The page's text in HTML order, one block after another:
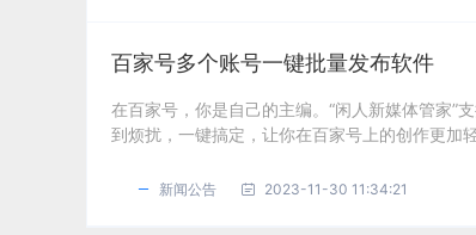
百家号多个账号一键批量发布软件
在百家号，你是自己的主编。“闲人新媒体管家”
到烦扰，一键搞定，让你在百家号上的创作更加
新闻公告 2023-11-30 11:34:21